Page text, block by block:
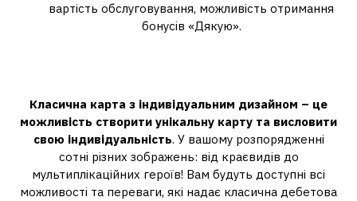
вартість обслуговування, можливість отримання
бонусів «Дякую».
Класична карта з індивідуальним дизайном – це
можливість створити унікальну карту та висловити
свою індивідуальність. У вашому розпорядженні
сотні різних зображень: від краєвидів до
мультиплікаційних героїв! Вам будуть доступні всі
можливості та переваги, які надає класична дебетова